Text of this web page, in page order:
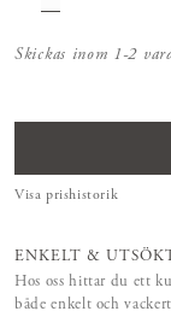
Skickas inom 1-2
Visa prishistorik
ENKELT & UTSÖKT
Hos oss hittar du ett
både enkelt och